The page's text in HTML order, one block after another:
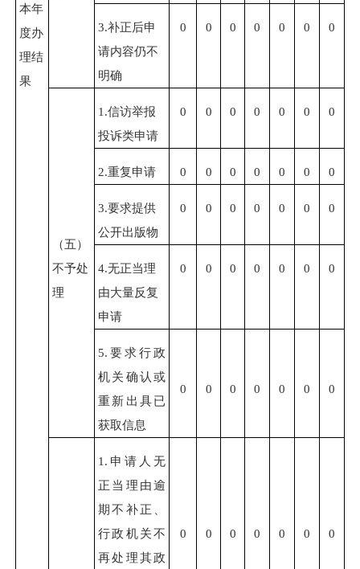
本年
度办
理结
果
3.补正后申
请内容仍不
明确
0 0 0 0 0 0 0
（五）
不予处
理
1.信访举报
投诉类申请
0 0 0 0 0 0 0
2.重复申请 0 0 0 0 0 0 0
3.要求提供
公开出版物
0 0 0 0 0 0 0
4.无正当理
由大量反复
申请
0 0 0 0 0 0 0
5.要求行政
机关确认或
重新出具已
获取信息
0 0 0 0 0 0 0
1.申请人无
正当理由逾
期不补正、
行政机关不
再处理其政
0 0 0 0 0 0 0